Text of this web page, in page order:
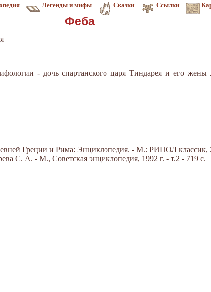
Легенды и мифы Сказки Ссылки
Феба
- дочь спартанского царя Тиндарея и его жены
Греции и Рима: Энциклопедия. - М.: РИПОЛ классик,
С. А. - М., Советская энциклопедия, 1992 г. - т.2 - 719 с.